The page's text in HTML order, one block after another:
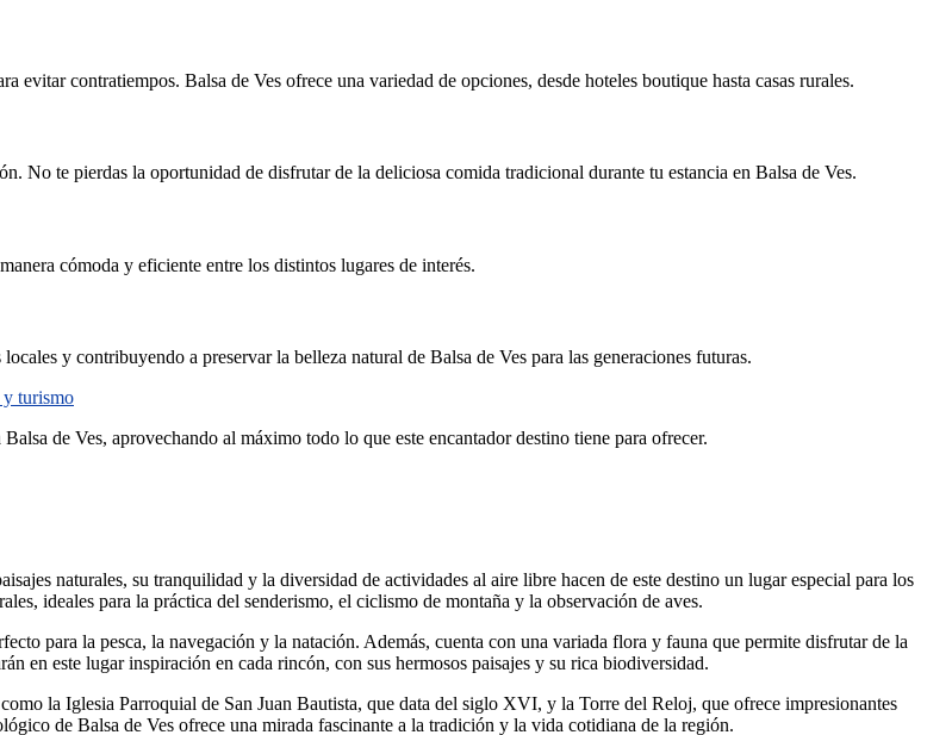
contratiempos. Balsa de Ves ofrece una variedad de opciones, desde hoteles boutique hasta casas rurales.
No te pierdas la oportunidad de disfrutar de la deliciosa comida tradicional durante tu estancia en Balsa de Ves.
cómoda y eficiente entre los distintos lugares de interés.
y contribuyendo a preservar la belleza natural de Balsa de Ves para las generaciones futuras.
y turismo
de Ves, aprovechando al máximo todo lo que este encantador destino tiene para ofrecer.
naturales, su tranquilidad y la diversidad de actividades al aire libre hacen de este destino un lugar especial para los
ideales para la práctica del senderismo, el ciclismo de montaña y la observación de aves.
para la pesca, la navegación y la natación. Además, cuenta con una variada flora y fauna que permite disfrutar de la
en este lugar inspiración en cada rincón, con sus hermosos paisajes y su rica biodiversidad.
la Iglesia Parroquial de San Juan Bautista, que data del siglo XVI, y la Torre del Reloj, que ofrece impresionantes
de Balsa de Ves ofrece una mirada fascinante a la tradición y la vida cotidiana de la región.